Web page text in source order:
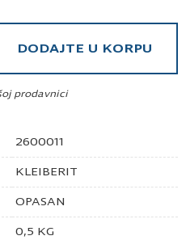
2600011
KLEIBERIT
OPASAN
0,5 KG
DODAJTE U KORPU
prodavnici